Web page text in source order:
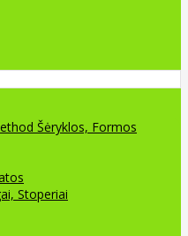
Šėryklos, Formos
Stoperiai